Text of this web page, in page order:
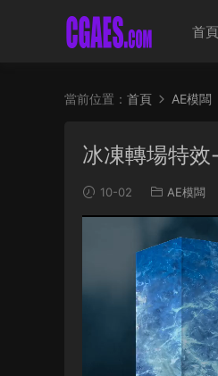
首頁
當前位置： 首頁 AE模闆
冰凍轉場特效
10-02 AE模闆